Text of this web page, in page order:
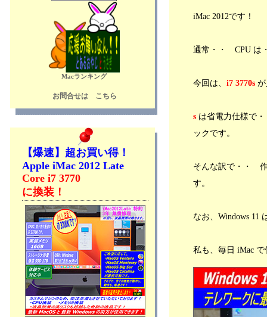
Macランキング
お問合せは こちら
【爆速】超お買い得！
Apple iMac 2012 Late
Core i7 3770
に換装！
iMac 2012です！
通常・・ CPU は
今回は、 i7 3770s
s は省電力仕様で
ックです。
そんな訳で・・
す。
なお、Windows
私も、毎日 iMac